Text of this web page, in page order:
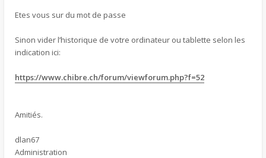
Etes vous sur du mot de passe
Sinon vider l’historique de votre ordinateur ou tablette selon les
indication ici:
https://www.chibre.ch/forum/viewforum.php?f=52
Amitiés.
dlan67
Administration